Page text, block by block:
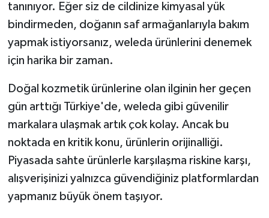
tanınıyor. Eğer siz de cildinize kimyasal yük
bindirmeden, doğanın saf armağanlarıyla bakım
yapmak istiyorsanız, weleda ürünlerini denemek
için harika bir zaman.
Doğal kozmetik ürünlerine olan ilginin her geçen
gün arttığı Türkiye'de, weleda gibi güvenilir
markalara ulaşmak artık çok kolay. Ancak bu
noktada en kritik konu, ürünlerin orijinalliği.
Piyasada sahte ürünlerle karşılaşma riskine karşı,
alışverişinizi yalnızca güvendiğiniz platformlardan
yapmanız büyük önem taşıyor.